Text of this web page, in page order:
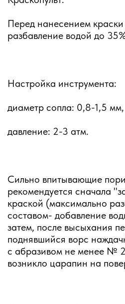
Перед нанесением
разбавление водой до
Настройка инструмента:
диаметр сопла: 0,8-1,5 мм,
давление: 2-3 атм.
Сильно впитывающие
рекомендуется сначала
краской (максимально
составом- добавление
затем, после высыхания
поднявшийся ворс
с абразивом не менее №
возникло царапин на